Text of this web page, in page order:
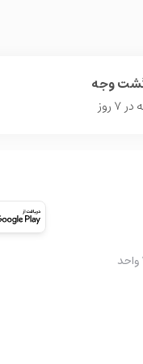
وجه
روز
شعبه 2: تهران، سعادت آباد، میدان کتاب، ابتدای بلوار کوهستان، مجتمع تجاری اُپال، طبقه ۳A واحد